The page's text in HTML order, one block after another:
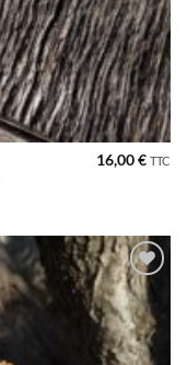
16,00€ TTC
Ajouter
à la liste
de
souhaits